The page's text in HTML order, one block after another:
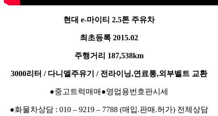
현대 e-마이티 2.5톤 주유차
최초등록 2015.02
주행거리 187,538km
3000리터 / 다니엘주유기 / 전라이닝,연료통,외부벨트 교환
●중고트럭매매●영업용번호판시세
●화물차상담 : 010 – 9219 – 7788 (매입.판매.허가) 전체상담